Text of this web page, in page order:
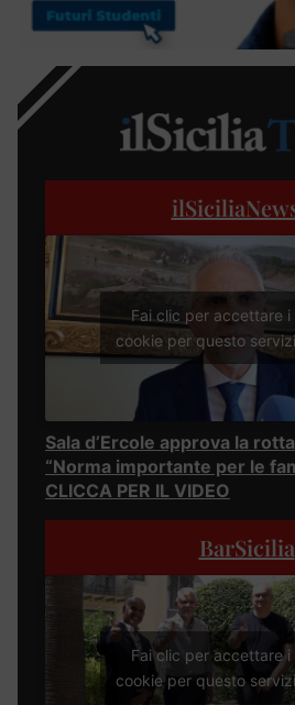
Fai clic per accettare i
cookie per questo
Sala d’Ercole approva la
“Norma importante per le
CLICCA PER IL VIDEO
BarSicilia
Fai clic per accettare i
cookie per questo